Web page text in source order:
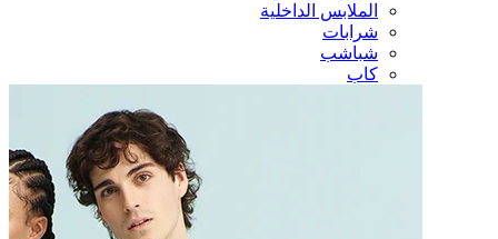
الملابس الداخلية
شرابات
شباشب
كاب